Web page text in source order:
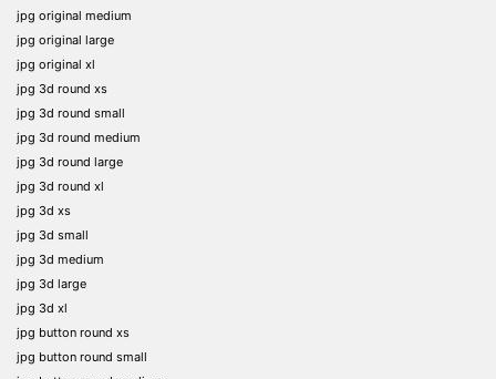
jpg original medium
jpg original large
jpg original xl
jpg 3d round xs
jpg 3d round small
jpg 3d round medium
jpg 3d round large
jpg 3d round xl
jpg 3d xs
jpg 3d small
jpg 3d medium
jpg 3d large
jpg 3d xl
jpg button round xs
jpg button round small